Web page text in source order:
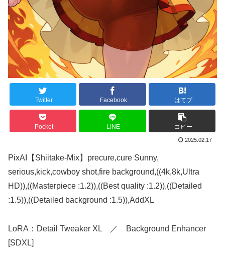
Twitter Facebook はてブ
Pocket LINE コピー
2025.02.17
PixAI【Shiitake-Mix】precure,cure Sunny,
serious,kick,cowboy shot,fire background,((4k,8k,Ultra
HD)),((Masterpiece :1.2)),((Best quality :1.2)),((Detailed
:1.5)),((Detailed background :1.5)),AddXL
LoRA：Detail Tweaker XL ／ Background Enhancer
[SDXL]